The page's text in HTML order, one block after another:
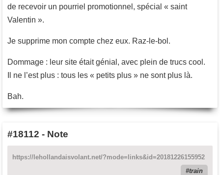
de recevoir un pourriel promotionnel, spécial « saint
Valentin ».
Je supprime mon compte chez eux. Raz-le-bol.
Dommage : leur site était génial, avec plein de trucs cool.
Il ne l’est plus : tous les « petits plus » ne sont plus là.
Bah.
#18112 - Note
https://lehollandaisvolant.net/?mode=links&id=20181226155952
train